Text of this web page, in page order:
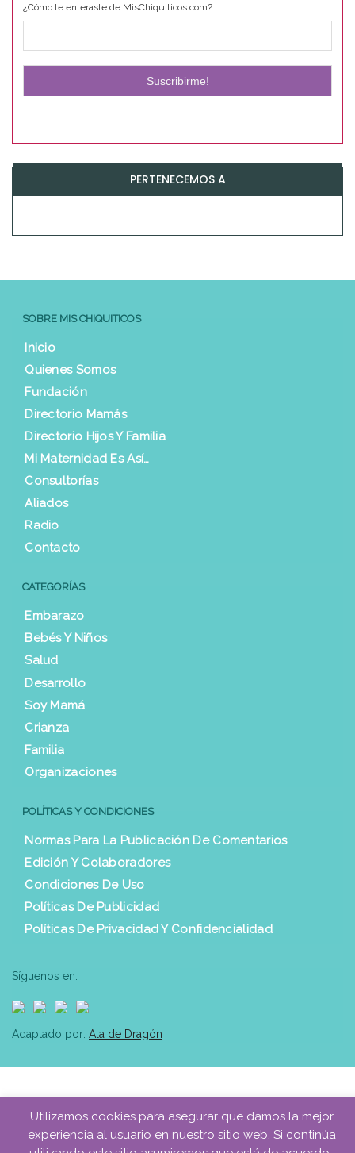
¿Cómo te enteraste de MisChiquiticos.com?
PERTENECEMOS A
SOBRE MIS CHIQUITICOS
Inicio
Quienes Somos
Fundación
Directorio Mamás
Directorio Hijos Y Familia
Mi Maternidad Es Así…
Consultorías
Aliados
Radio
Contacto
CATEGORÍAS
Embarazo
Bebés Y Niños
Salud
Desarrollo
Soy Mamá
Crianza
Familia
Organizaciones
POLÍTICAS Y CONDICIONES
Normas Para La Publicación De Comentarios
Edición Y Colaboradores
Condiciones De Uso
Políticas De Publicidad
Políticas De Privacidad Y Confidencialidad
Síguenos en:
Adaptado por: Ala de Dragón
Utilizamos cookies para asegurar que damos la mejor
experiencia al usuario en nuestro sitio web. Si continúa